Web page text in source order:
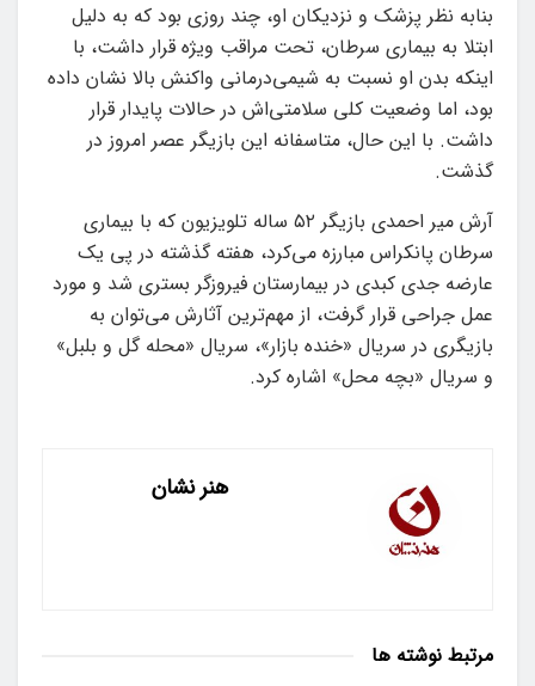
بنابه نظر پزشک و نزدیکان او، چند روزی بود که به دلیل
ابتلا به بیماری سرطان، تحت مراقب ویژه قرار داشت، با
اینکه بدن او نسبت به شیمی‌درمانی واکنش بالا نشان داده
بود، اما وضعیت کلی سلامتی‌اش در حالات پایدار قرار
داشت. با این حال، متاسفانه این بازیگر عصر امروز در
گذشت.
آرش میر احمدی بازیگر ۵۲ ساله تلویزیون که با بیماری
سرطان پانکراس مبارزه می‌کرد، هفته گذشته در پی یک
عارضه جدی کبدی در بیمارستان فیروزگر بستری شد و مورد
عمل جراحی قرار گرفت، از مهم‌ترین آثارش می‌توان به
بازیگری در سریال «خنده بازار»، سریال «محله گل و بلبل»
و سریال «بچه محل» اشاره کرد.
هنر نشان
مرتبط نوشته ها